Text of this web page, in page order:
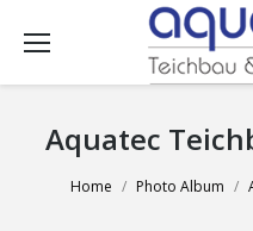
Aquatec
You are here:
Home Photo Album